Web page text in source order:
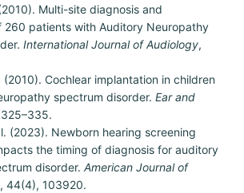
Multi-site diagnosis and
260 patients with Auditory Neuropathy
International Journal of Audiology,
(2010). Cochlear implantation in children
spectrum disorder. Ear and
(2023). Newborn hearing screening
the timing of diagnosis for auditory
disorder. American Journal of
, 44(4), 103920.